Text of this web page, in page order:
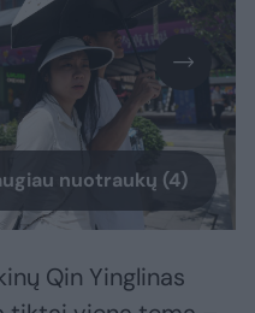
nuotraukų (4)
Qin Yinglinas